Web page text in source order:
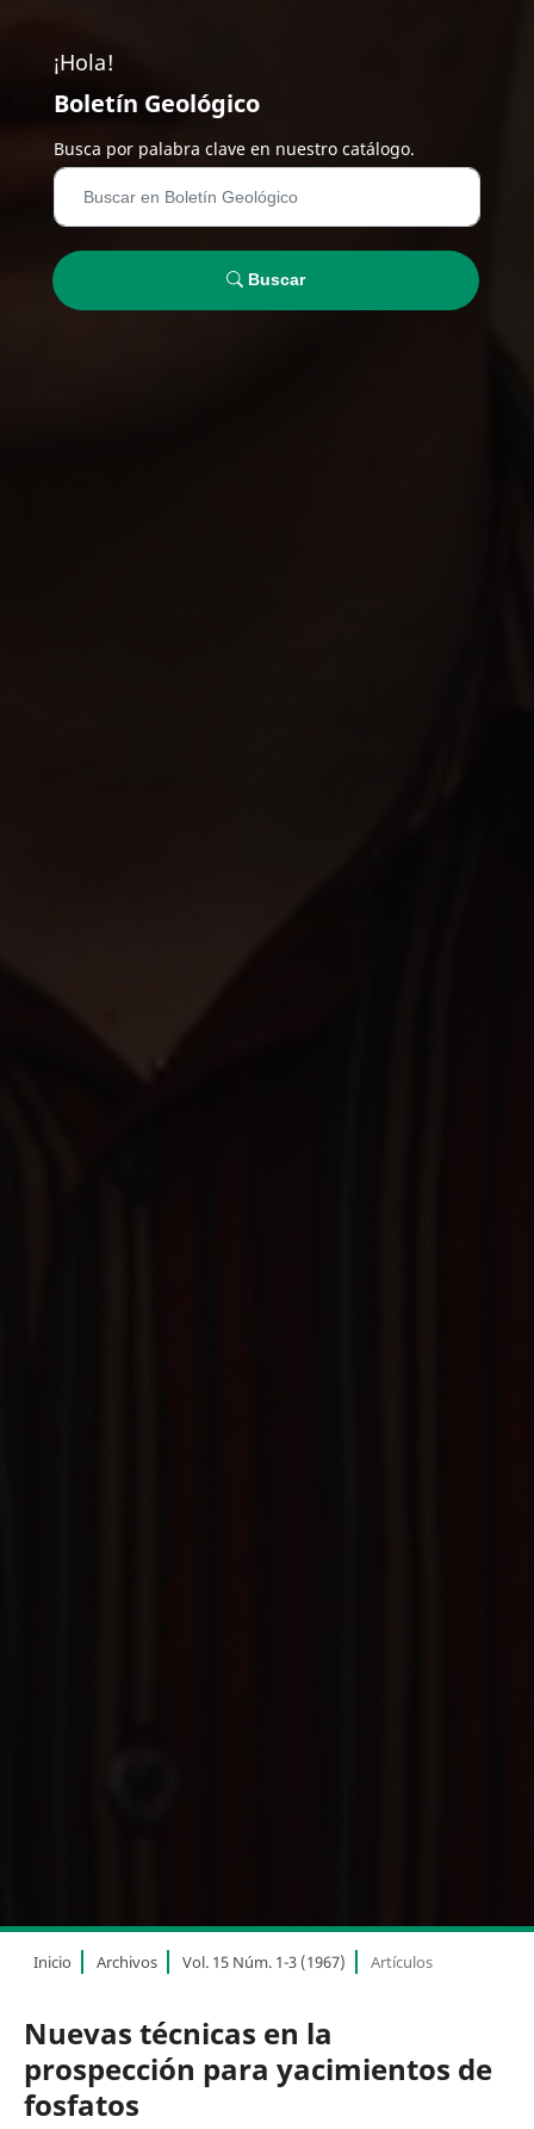
¡Hola!
Boletín Geológico
Busca por palabra clave en nuestro catálogo.
Buscar
Inicio Archivos Vol. 15 Núm. 1-3 (1967) Artículos
Nuevas técnicas en la
prospección para yacimientos de
fosfatos